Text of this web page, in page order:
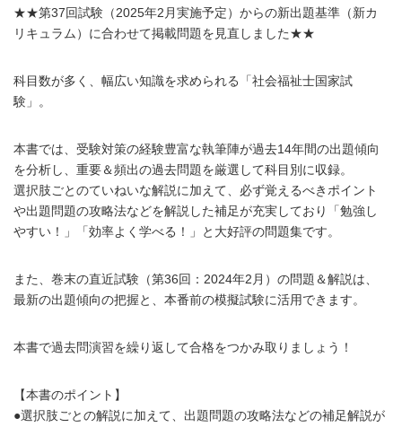
★★第37回試験（2025年2月実施予定）からの新出題基準（新カ
リキュラム）に合わせて掲載問題を見直しました★★
科目数が多く、幅広い知識を求められる「社会福祉士国家試
験」。
本書では、受験対策の経験豊富な執筆陣が過去14年間の出題傾向
を分析し、重要＆頻出の過去問題を厳選して科目別に収録。
選択肢ごとのていねいな解説に加えて、必ず覚えるべきポイント
や出題問題の攻略法などを解説した補足が充実しており「勉強し
やすい！」「効率よく学べる！」と大好評の問題集です。
また、巻末の直近試験（第36回：2024年2月）の問題＆解説は、
最新の出題傾向の把握と、本番前の模擬試験に活用できます。
本書で過去問演習を繰り返して合格をつかみ取りましょう！
【本書のポイント】
●選択肢ごとの解説に加えて、出題問題の攻略法などの補足解説が